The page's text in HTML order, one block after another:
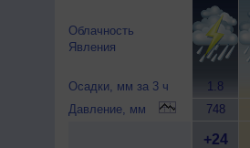
Облачность
Явления
Осадки, мм за 3 ч
Давление, мм
1.8
748
+24